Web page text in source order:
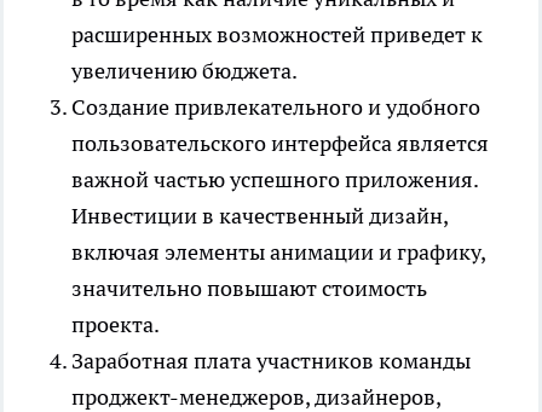
расширенных возможностей приведет к
увеличению бюджета.
Создание привлекательного и удобного
пользовательского интерфейса является
важной частью успешного приложения.
Инвестиции в качественный дизайн,
включая элементы анимации и графику,
значительно повышают стоимость
проекта.
Заработная плата участников команды
проджект-менеджеров, дизайнеров,